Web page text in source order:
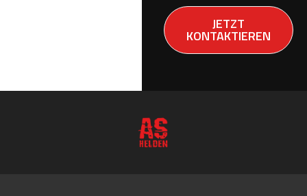
JETZT
KONTAKTIEREN